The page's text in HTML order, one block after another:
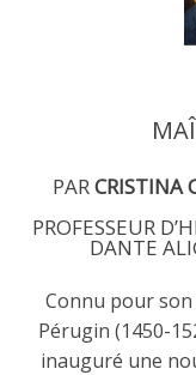
PARCRISTINA
PROFESSEUR
DANTE
Connu pour son
Pérugin (1450-
inauguré une